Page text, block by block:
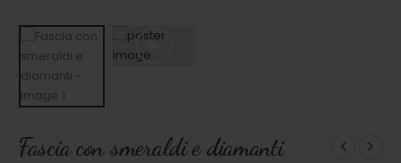
Fascia con smeraldi e diamanti